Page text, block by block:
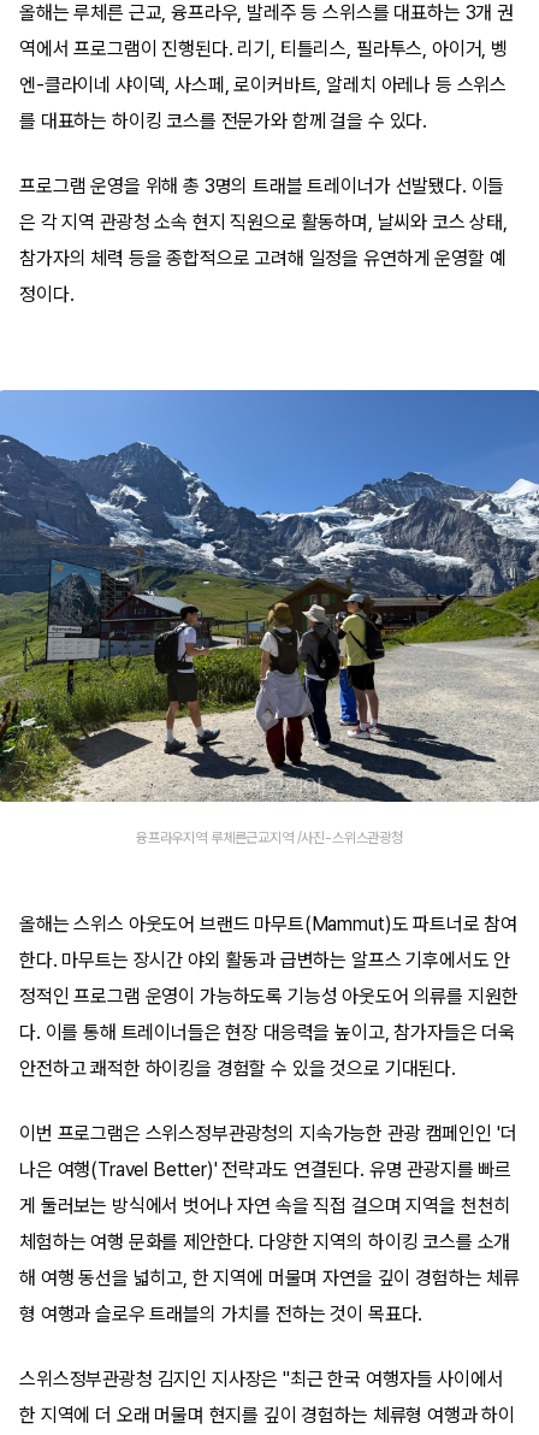
올해는 루체른 근교, 융프라우, 발레주 등 스위스를 대표하는 3개 권
역에서 프로그램이 진행된다. 리기, 티틀리스, 필라투스, 아이거, 벵
엔-클라이네 샤이덱, 사스페, 로이커바트, 알레치 아레나 등 스위스
를 대표하는 하이킹 코스를 전문가와 함께 걸을 수 있다.
프로그램 운영을 위해 총 3명의 트래블 트레이너가 선발됐다. 이들
은 각 지역 관광청 소속 현지 직원으로 활동하며, 날씨와 코스 상태,
참가자의 체력 등을 종합적으로 고려해 일정을 유연하게 운영할 예
정이다.
융프라우지역 루체른근교지역 /사진-스위스관광청
올해는 스위스 아웃도어 브랜드 마무트(Mammut)도 파트너로 참여
한다. 마무트는 장시간 야외 활동과 급변하는 알프스 기후에서도 안
정적인 프로그램 운영이 가능하도록 기능성 아웃도어 의류를 지원한
다. 이를 통해 트레이너들은 현장 대응력을 높이고, 참가자들은 더욱
안전하고 쾌적한 하이킹을 경험할 수 있을 것으로 기대된다.
이번 프로그램은 스위스정부관광청의 지속가능한 관광 캠페인인 '더
나은 여행(Travel Better)' 전략과도 연결된다. 유명 관광지를 빠르
게 둘러보는 방식에서 벗어나 자연 속을 직접 걸으며 지역을 천천히
체험하는 여행 문화를 제안한다. 다양한 지역의 하이킹 코스를 소개
해 여행 동선을 넓히고, 한 지역에 머물며 자연을 깊이 경험하는 체류
형 여행과 슬로우 트래블의 가치를 전하는 것이 목표다.
스위스정부관광청 김지인 지사장은 "최근 한국 여행자들 사이에서
한 지역에 더 오래 머물며 현지를 깊이 경험하는 체류형 여행과 하이